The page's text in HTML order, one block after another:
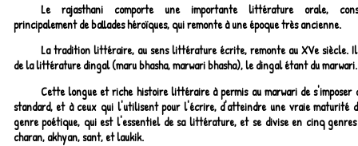
Le rajasthani comporte une importante littérature orale,
principalement de ballades héroïques, qui remonte à une époque très ancienne.
La tradition littéraire, au sens littérature écrite, remonte au XVe siècle.
de la littérature dingal (maru bhasha, marwari bhasha), le dingal étant du marwari.
Cette longue et riche histoire littéraire à permis au marwari de s'imposer
standard, et à ceux qui l'utilisent pour l'écrire, d'atteindre une vraie maturité
genre poétique, qui est l'essentiel de sa littérature, et se divise en cinq
charan, akhyan, sant, et laukik.